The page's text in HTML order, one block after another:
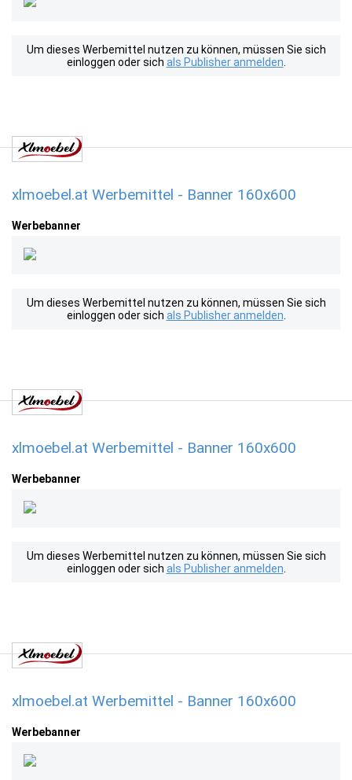
Um dieses Werbemittel nutzen zu können, müssen Sie sich
einloggen oder sich als Publisher anmelden
xlmoebel.at Werbemittel - Banner 160x600
Werbebanner
Um dieses Werbemittel nutzen zu können, müssen Sie sich
einloggen oder sich als Publisher anmelden
xlmoebel.at Werbemittel - Banner 160x600
Werbebanner
Um dieses Werbemittel nutzen zu können, müssen Sie sich
einloggen oder sich als Publisher anmelden
xlmoebel.at Werbemittel - Banner 160x600
Werbebanner